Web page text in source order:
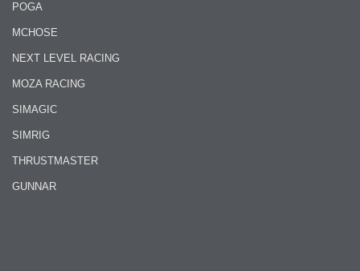
POGA
MCHOSE
NEXT LEVEL RACING
MOZA RACING
SIMAGIC
SIMRIG
THRUSTMASTER
GUNNAR